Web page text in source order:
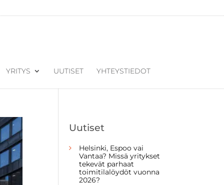
YRITYS UUTISET YHTEYSTIEDOT
Uutiset
Helsinki, Espoo vai
Vantaa? Missä yritykset
tekevät parhaat
toimitilalöydöt vuonna
2026?